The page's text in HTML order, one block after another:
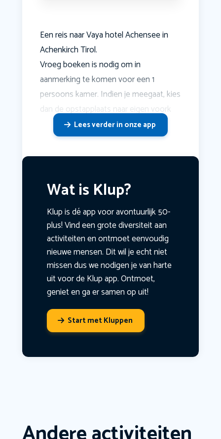
Een reis naar Vaya hotel Achensee in
Achenkirch Tirol.
Vroeg boeken is nodig om in
aanmerking te komen voor een 1
persoons kamer. Indien je meegaat, kies
dan de opstapplaats naar eigen voork
Lees verder in onze app
Wat is Klup?
Klup is dé app voor avontuurlijk 50-
plus! Vind een grote diversiteit aan
activiteiten en ontmoet eenvoudig
nieuwe mensen. Dit wil je echt niet
missen dus we nodigen je van harte
uit voor de Klup app. Ontmoet,
geniet en ga er samen op uit!
Start met Kluppen